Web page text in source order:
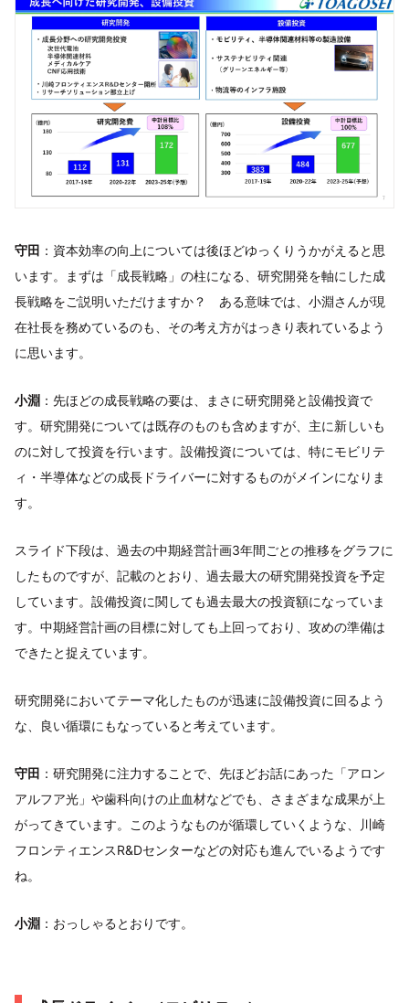
守田 ：資本効率の向上については後ほどゆっくりうかがえると思
います。まずは「成長戦略」の柱になる、研究開発を軸にした成
長戦略をご説明いただけますか？ ある意味では、小淵さんが現
在社長を務めているのも、その考え方がはっきり表れているよう
に思います。
小淵 ：先ほどの成長戦略の要は、まさに研究開発と設備投資で
す。研究開発については既存のものも含めますが、主に新しいも
のに対して投資を行います。設備投資については、特にモビリテ
ィ・半導体などの成長ドライバーに対するものがメインになりま
す。
スライド下段は、過去の中期経営計画3年間ごとの推移をグラフに
したものですが、記載のとおり、過去最大の研究開発投資を予定
しています。設備投資に関しても過去最大の投資額になっていま
す。中期経営計画の目標に対しても上回っており、攻めの準備は
できたと捉えています。
研究開発においてテーマ化したものが迅速に設備投資に回るよう
な、良い循環にもなっていると考えています。
守田 ：研究開発に注力することで、先ほどお話にあった「アロン
アルフア光」や歯科向けの止血材などでも、さまざまな成果が上
がってきています。このようなものが循環していくような、川崎
フロンティエンスR&Dセンターなどの対応も進んでいるようです
ね。
小淵 ：おっしゃるとおりです。